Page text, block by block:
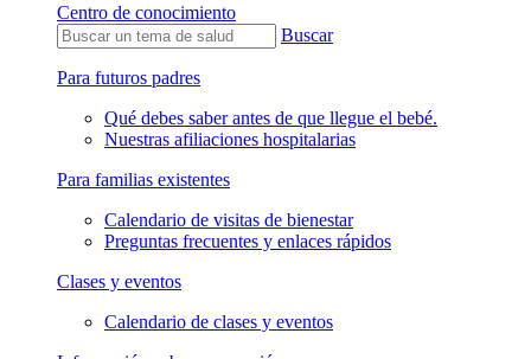
Centro de conocimiento
Buscar
Para futuros padres
Qué debes saber antes de que llegue el bebé.
Nuestras afiliaciones hospitalarias
Para familias existentes
Calendario de visitas de bienestar
Preguntas frecuentes y enlaces rápidos
Clases y eventos
Calendario de clases y eventos